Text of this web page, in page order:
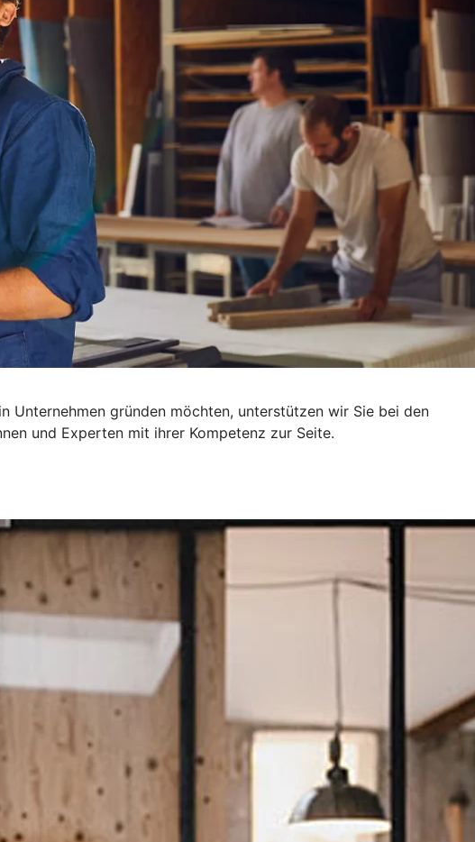
Unternehmen gründen möchten, unterstützen wir Sie bei den
und Experten mit ihrer Kompetenz zur Seite.